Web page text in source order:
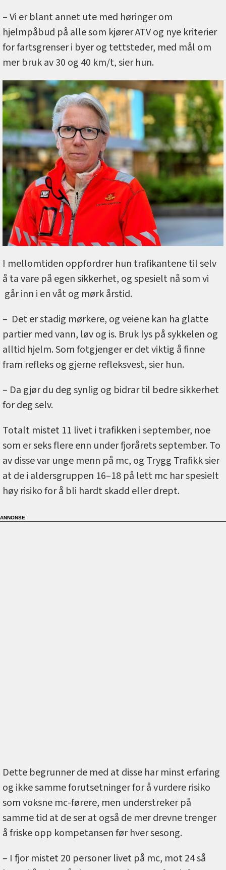
– Vi er blant annet ute med høringer om
hjelmpåbud på alle som kjører ATV og nye kriterier
for fartsgrenser i byer og tettsteder, med mål om
mer bruk av 30 og 40 km/t, sier hun.
I mellomtiden oppfordrer hun trafikantene til selv
å ta vare på egen sikkerhet, og spesielt nå som vi
går inn i en våt og mørk årstid.
– Det er stadig mørkere, og veiene kan ha glatte
partier med vann, løv og is. Bruk lys på sykkelen og
alltid hjelm. Som fotgjenger er det viktig å finne
fram refleks og gjerne refleksvest, sier hun.
– Da gjør du deg synlig og bidrar til bedre sikkerhet
for deg selv.
Totalt mistet 11 livet i trafikken i september, noe
som er seks flere enn under fjorårets september. To
av disse var unge menn på mc, og Trygg Trafikk sier
at de i aldersgruppen 16–18 på lett mc har spesielt
høy risiko for å bli hardt skadd eller drept.
Dette begrunner de med at disse har minst erfaring
og ikke samme forutsetninger for å vurdere risiko
som voksne mc-førere, men understreker på
samme tid at de ser at også de mer drevne trenger
å friske opp kompetansen før hver sesong.
– I fjor mistet 20 personer livet på mc, mot 24 så